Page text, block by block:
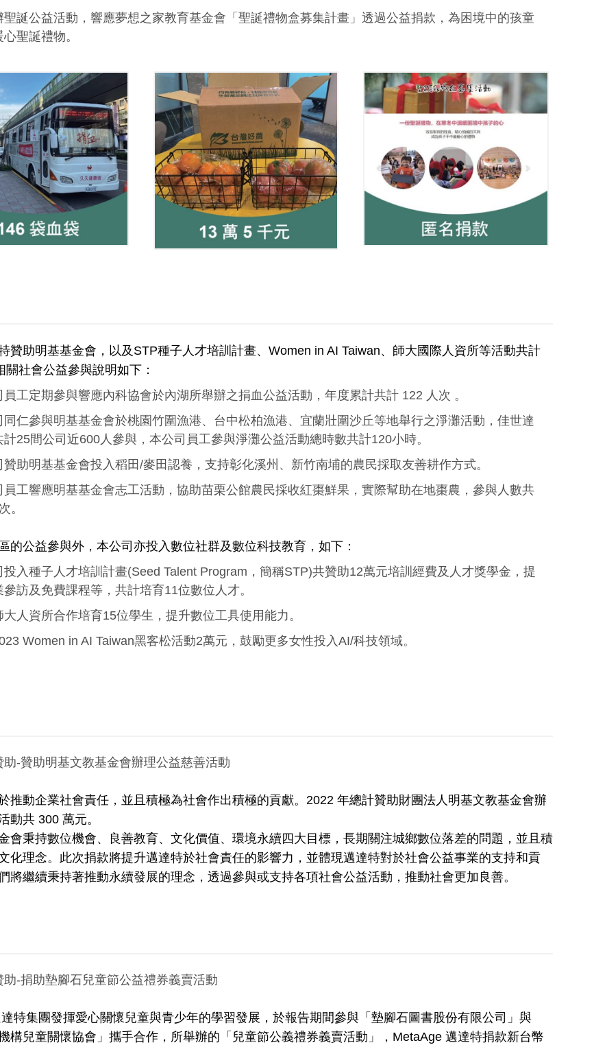
聖誕公益活動，響應夢想之家教育基金會「聖誕禮物盒募集計畫」透過公益捐款，為困境中的孩童
聖誕禮物。
贊助明基基金會，以及STP種子人才培訓計畫、Women in AI Taiwan、師大國際人資所等活動共計
關社會公益參與說明如下：
員工定期參與響應內科協會於內湖所舉辦之捐血公益活動，年度累計共計 122 人次 。
同仁參與明基基金會於桃園竹圍漁港、台中松柏漁港、宜蘭壯圍沙丘等地舉行之淨灘活動，佳世達
計25間公司近600人參與，本公司員工參與淨灘公益活動總時數共計120小時。
贊助明基基金會投入稻田/麥田認養，支持彰化溪州、新竹南埔的農民採取友善耕作方式。
員工響應明基基金會志工活動，協助苗栗公館農民採收紅棗鮮果，實際幫助在地棗農，參與人數共
。
的公益參與外，本公司亦投入數位社群及數位科技教育，如下：
投入種子人才培訓計畫(Seed Talent Program，簡稱STP)共贊助12萬元培訓經費及人才獎學金，提
參訪及免費課程等，共計培育11位數位人才。
大人資所合作培育15位學生，提升數位工具使用能力。
Women in AI Taiwan黑客松活動2萬元，鼓勵更多女性投入AI/科技領域。
助-贊助明基文教基金會辦理公益慈善活動
推動企業社會責任，並且積極為社會作出積極的貢獻。2022 年總計贊助財團法人明基文教基金會辦
動共 300 萬元。
會秉持數位機會、良善教育、文化價值、環境永續四大目標，長期關注城鄉數位落差的問題，並且積
化理念。此次捐款將提升邁達特於社會責任的影響力，並體現邁達特對於社會公益事業的支持和貢
將繼續秉持著推動永續發展的理念，透過參與或支持各項社會公益活動，推動社會更加良善。
助-捐助墊腳石兒童節公益禮券義賣活動
特集團發揮愛心關懷兒童與青少年的學習發展，於報告期間參與「墊腳石圖書股份有限公司」與
機構兒童關懷協會」攜手合作，所舉辦的「兒童節公義禮券義賣活動」，MetaAge 邁達特捐款新台幣